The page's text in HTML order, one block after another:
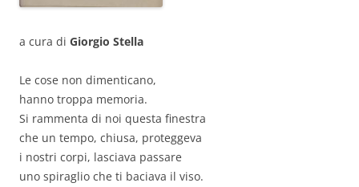
a cura di Giorgio Stella
Le cose non dimenticano,
hanno troppa memoria.
Si rammenta di noi questa finestra
che un tempo, chiusa, proteggeva
i nostri corpi, lasciava passare
uno spiraglio che ti baciava il viso.